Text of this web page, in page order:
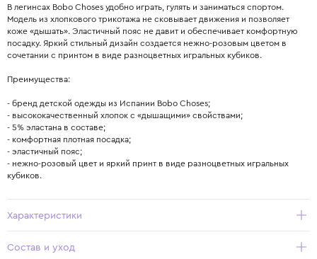
В легинсах Bobo Choses удобно играть, гулять и заниматься спортом.
Модель из хлопкового трикотажа не сковывает движения и позволяет
коже «дышать». Эластичный пояс не давит и обеспечивает комфортную
посадку. Яркий стильный дизайн создается нежно-розовым цветом в
сочетании с принтом в виде разноцветных игральных кубиков.
Преимущества:
- бренд детской одежды из Испании Bobo Choses;
- высококачественный хлопок с «дышащими» свойствами;
- 5% эластана в составе;
- комфортная плотная посадка;
- эластичный пояс;
- нежно-розовый цвет и яркий принт в виде разноцветных игральных
кубиков.
Характеристики
Состав и уход